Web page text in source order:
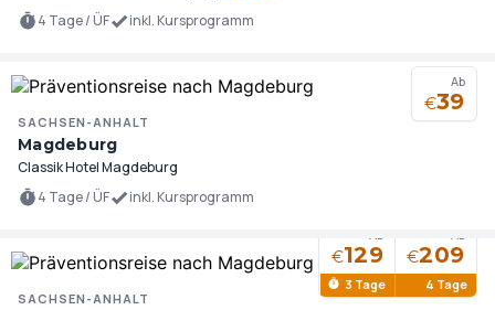
4 Tage / ÜF
inkl. Kursprogramm
Ab
€39
SACHSEN-ANHALT
Magdeburg
Classik Hotel Magdeburg
4 Tage / ÜF
inkl. Kursprogramm
€129
3 Tage
€209
4 Tage
SACHSEN-ANHALT